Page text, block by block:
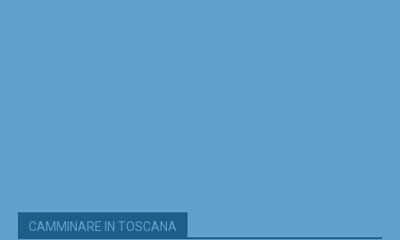
CAMMINARE IN TOSCANA